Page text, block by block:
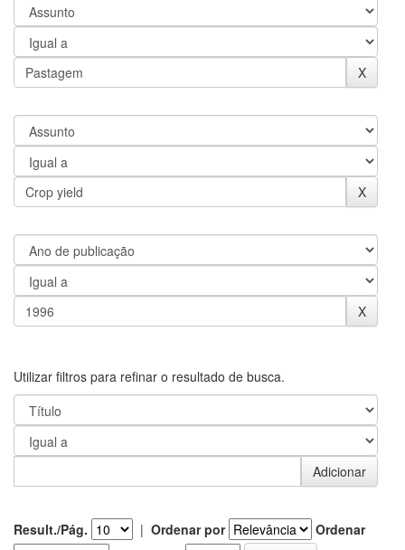
Utilizar filtros para refinar o resultado de busca.
Result./Pág. | Ordenar por
Ordenar